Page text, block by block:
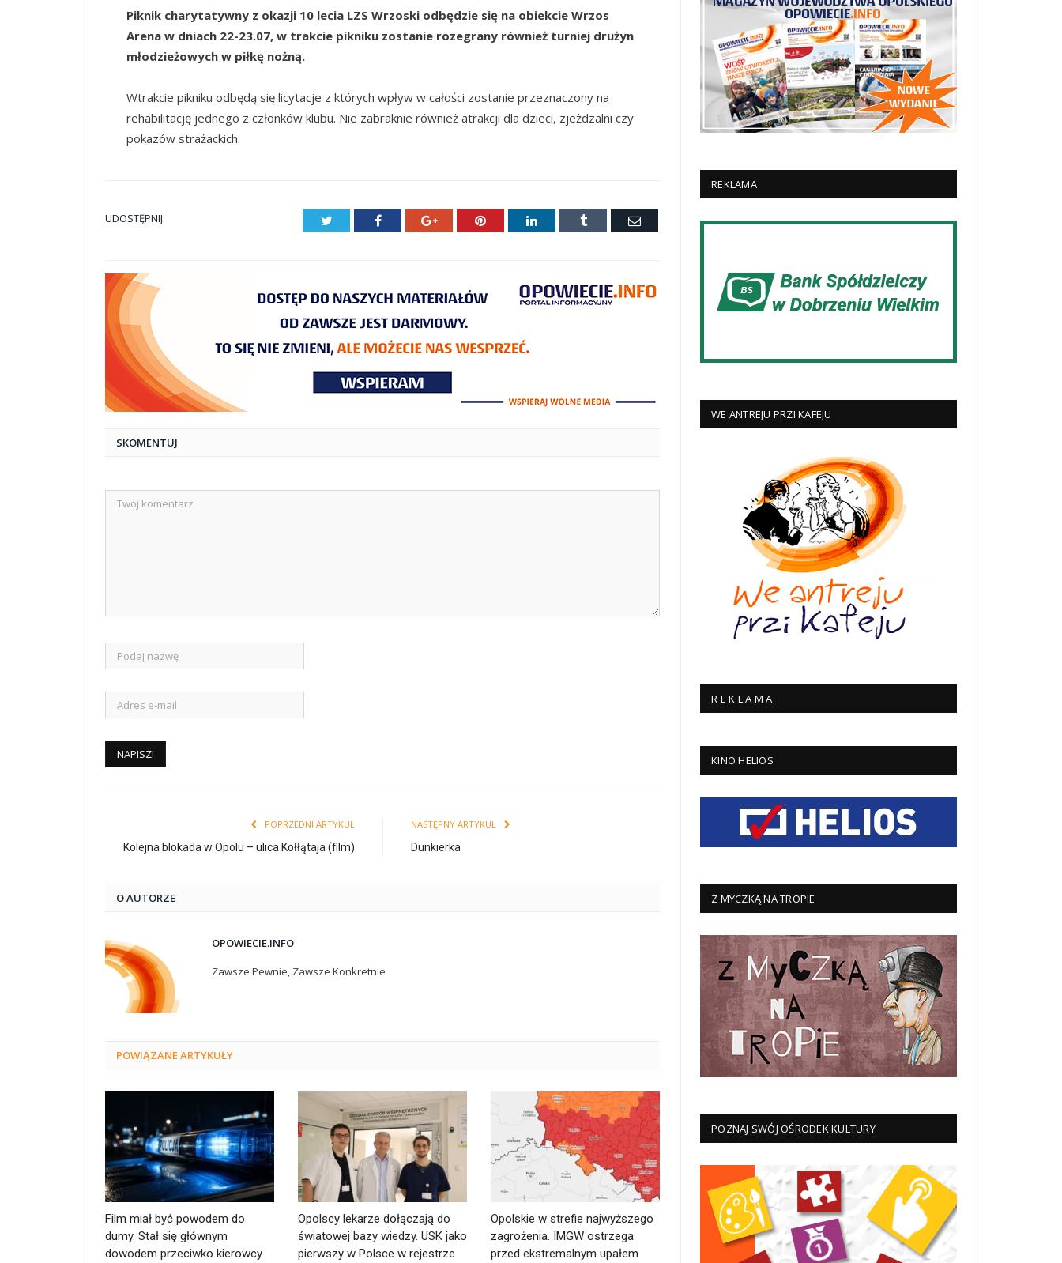
Piknik charytatywny z okazji 10 lecia LZS Wrzoski odbędzie się na obiekcie Wrzos
Arena w dniach 22-23.07, w trakcie pikniku zostanie rozegrany również turniej drużyn
młodzieżowych w piłkę nożną.
Wtrakcie pikniku odbędą się licytacje z których wpływ w całości zostanie przeznaczony na
rehabilitację jednego z członków klubu. Nie zabraknie również atrakcji dla dzieci, zjeżdzalni czy
pokazów strażackich.
UDOSTĘPNIJ: Twitter Facebook Google+ Pinterest LinkedIn Tumblr
E-
SKOMENTUJ
POPRZEDNI ARTYKUŁ
Kolejna blokada w Opolu – ulica Kołłątaja (film)
NASTĘPNY ARTYKUŁ
Dunkierka
O AUTORZE
OPOWIECIE.INFO
Zawsze Pewnie, Zawsze Konkretnie
POWIĄZANEARTYKUŁY
Film miał być powodem do
dumy. Stał się głównym
dowodem przeciwko kierowcy
Opolscy lekarze dołączają do
światowej bazy wiedzy. USK jako
pierwszy w Polsce w rejestrze
Opolskie w strefie najwyższego
zagrożenia. IMGW ostrzega
przed ekstremalnym upałem
REKLAMA
WE ANTREJU PRZI KAFEJU
R E K L A M A
KINO HELIOS
Z MYCZKĄ NA TROPIE
POZNAJ SWÓJ OŚRODEK KULTURY